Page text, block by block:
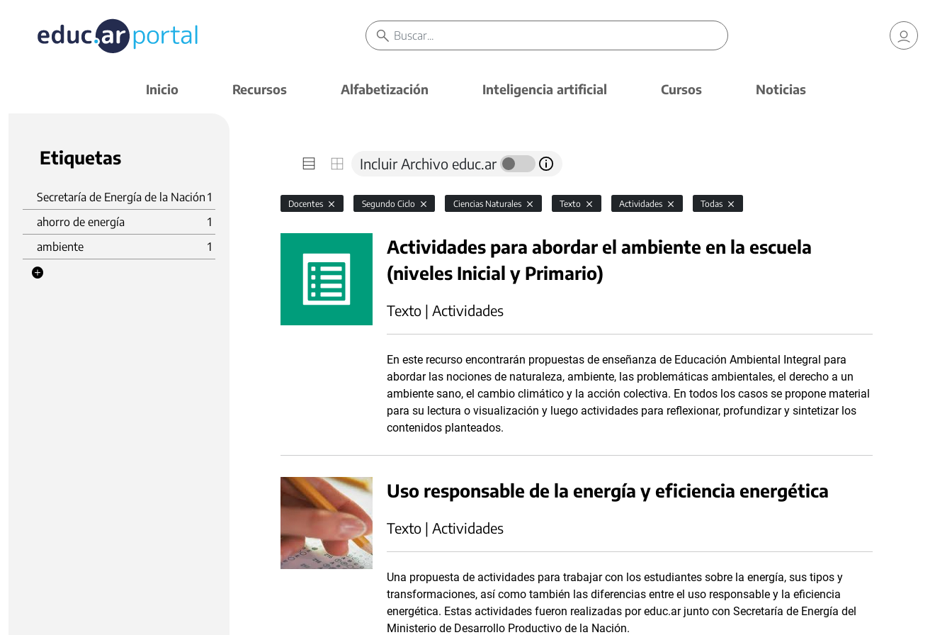
Inicio Recursos Alfabetización Inteligencia artificial Cursos Noticias
Etiquetas
Secretaría de Energía de la Nación 1
ahorro de energía
1
ambiente
1
Incluir Archivo educ.ar
Docentes Segundo Ciclo Ciencias Naturales Texto Actividades Todas
Actividades para abordar el ambiente en la escuela
(niveles Inicial y Primario)
Texto | Actividades
En este recurso encontrarán propuestas de enseñanza de Educación Ambiental Integral para
abordar las nociones de naturaleza, ambiente, las problemáticas ambientales, el derecho a un
ambiente sano, el cambio climático y la acción colectiva. En todos los casos se propone material
para su lectura o visualización y luego actividades para reflexionar, profundizar y sintetizar los
contenidos planteados.
Uso responsable de la energía y eficiencia energética
Texto | Actividades
Una propuesta de actividades para trabajar con los estudiantes sobre la energía, sus tipos y
transformaciones, así como también las diferencias entre el uso responsable y la eficiencia
energética. Estas actividades fueron realizadas por educ.ar junto con Secretaría de Energía del
Ministerio de Desarrollo Productivo de la Nación.